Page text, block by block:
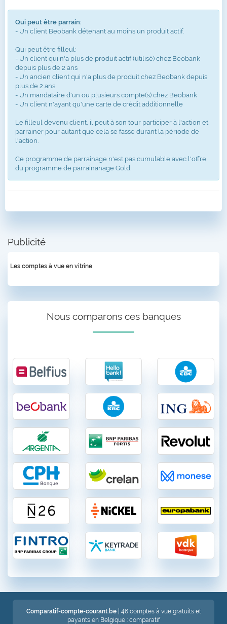
Qui peut être parrain:
- Un client Beobank détenant au moins un produit actif.
Qui peut être filleul:
- Un client qui n'a plus de produit actif (utilisé) chez Beobank
depuis plus de 2 ans
- Un ancien client qui n'a plus de produit chez Beobank depuis
plus de 2 ans
- Un mandataire d'un ou plusieurs compte(s) chez Beobank
- Un client n'ayant qu'une carte de crédit additionnelle
Le filleul devenu client, il peut à son tour participer à l'action et
parrainer pour autant que cela se fasse durant la période de
l'action.
Ce programme de parrainage n'est pas cumulable avec l'offre
du programme de parrainanage Gold.
Publicité
Les comptes à vue en vitrine
Nous comparons ces banques
Comparatif-compte-courant.be| 46 comptes à vue gratuits et
payants en Belgique : comparatif